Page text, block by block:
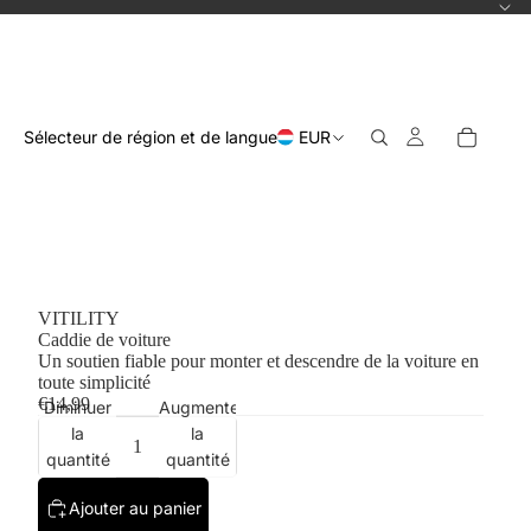
Sélecteur de région et de langue EUR
VITILITY
Caddie de voiture
Un soutien fiable pour monter et descendre de la voiture en
toute simplicité
€14,99
Diminuer
la
quantité
Augmenter
la
quantité
Ajouter au panier